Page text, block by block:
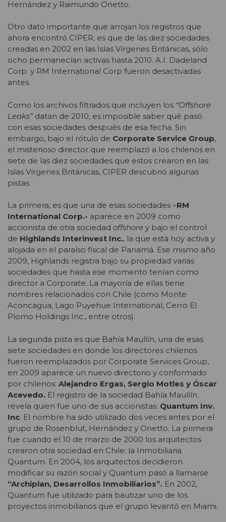
Hernández y Raimundo Onetto.
Otro dato importante que arrojan los registros que
ahora encontró CIPER, es que de las diez sociedades
creadas en 2002 en las Islas Vírgenes Británicas, sólo
ocho permanecían activas hasta 2010. A.I. Dadeland
Corp. y RM International Corp fueron desactivadas
antes.
Como los archivos filtrados que incluyen los “Offshore
Leaks” datan de 2010, es imposible saber qué pasó
con esas sociedades después de esa fecha. Sin
embargo, bajo el rótulo de Corporate Service Group,
el misterioso director que reemplazó a los chilenos en
siete de las diez sociedades que estos crearon en las
Islas Vírgenes Británicas, CIPER descubrió algunas
pistas.
La primera, es que una de esas sociedades –RM
International Corp.- aparece en 2009 como
accionista de otra sociedad offshore y bajo el control
de Highlands Interinvest Inc., la que está hoy activa y
alojada en el paraíso fiscal de Panamá. Ese mismo año
2009, Highlands registra bajo su propiedad varias
sociedades que hasta ese momento tenían como
director a Corporate. La mayoría de ellas tiene
nombres relacionados con Chile (como Monte
Aconcagua, Lago Puyehue International, Cerro El
Plomo Holdings Inc., entre otros).
La segunda pista es que Bahía Maullín, una de esas
siete sociedades en donde los directores chilenos
fueron reemplazados por Corporate Services Group,
en 2009 aparece un nuevo directorio y conformado
por chilenos: Alejandro Ergas, Sergio Motles y Óscar
Acevedo. El registro de la sociedad Bahía Maullín
revela quien fue uno de sus accionistas: Quantum Inv.
Inc. El nombre ha sido utilizado dos veces antes por el
grupo de Rosenblut, Hernández y Onetto. La primera
fue cuando el 10 de marzo de 2000 los arquitectos
crearon otra sociedad en Chile: la Inmobiliaria
Quantum. En 2004, los arquitectos decidieron
modificar su razón social y Quantum pasó a llamarse
“Archiplan, Desarrollos Inmobiliarios”. En 2002,
Quantum fue utilizado para bautizar uno de los
proyectos inmobiliarios que el grupo levantó en Miami.